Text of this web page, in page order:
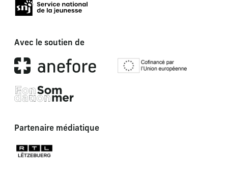
Avec le soutien de
Partenaire médiatique